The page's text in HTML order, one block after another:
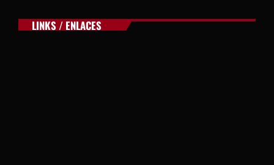
LINKS / ENLACES